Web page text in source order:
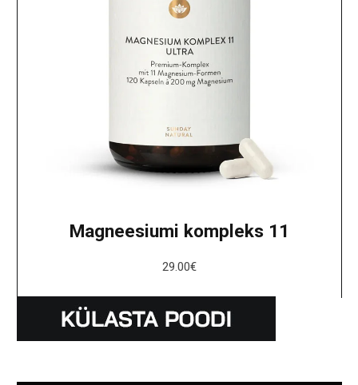
Magneesiumi kompleks 11
29.00€